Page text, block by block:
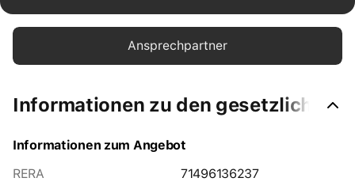
Ansprechpartner
Informationen zu den gesetzlichen
Informationen zum Angebot
RERA
71496136237